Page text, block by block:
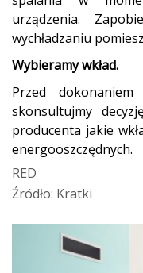
urządzenia.
wychładzaniu
Wybieramy wkład.
Przed
skonsultujmy
producenta jakie
energooszczędnych.
RED
Źródło: Kratki